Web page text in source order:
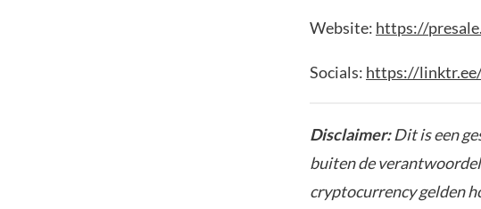
Website: https://
Socials: https://
Disclaimer:Dit is een
buiten de
cryptocurrency gelden